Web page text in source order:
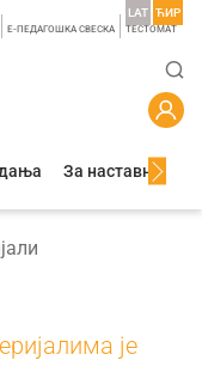
Е-ПЕДАГОШКА СВЕСКА TЕСТОМАТ
LAT ЋИР
За наставнике
је